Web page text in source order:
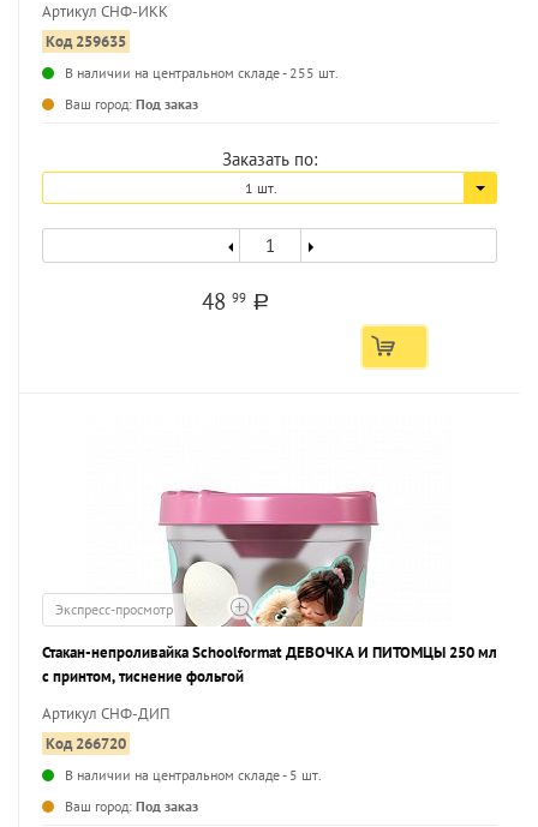
Артикул СНФ-ИКК
Код 259635
В наличии на центральном складе - 255 шт.
Ваш город: Под заказ
Заказать по:
1 шт.
4899 a
Экспресс-просмотр
Стакан-непроливайка Schoolformat ДЕВОЧКА И ПИТОМЦЫ 250 мл
с принтом, тиснение фольгой
Артикул СНФ-ДИП
Код 266720
В наличии на центральном складе - 5 шт.
Ваш город: Под заказ